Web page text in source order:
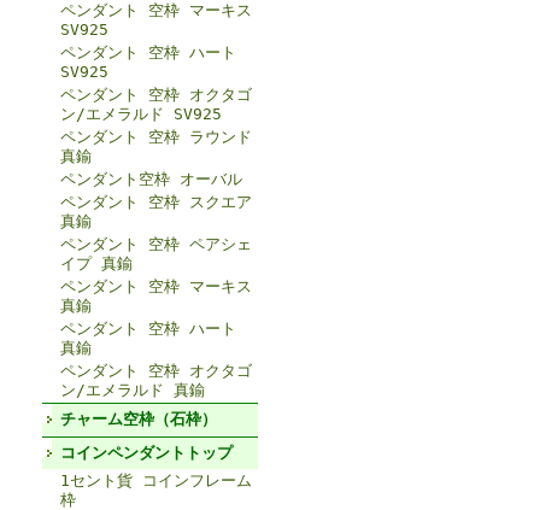
ペンダント 空枠 マーキス
SV925
ペンダント 空枠 ハート
SV925
ペンダント 空枠 オクタゴ
ン/エメラルド SV925
ペンダント 空枠 ラウンド
真鍮
ペンダント空枠 オーバル
ペンダント 空枠 スクエア
真鍮
ペンダント 空枠 ペアシェ
イプ 真鍮
ペンダント 空枠 マーキス
真鍮
ペンダント 空枠 ハート
真鍮
ペンダント 空枠 オクタゴ
ン/エメラルド 真鍮
チャーム空枠（石枠）
コインペンダントトップ
1セント貨 コインフレーム
枠